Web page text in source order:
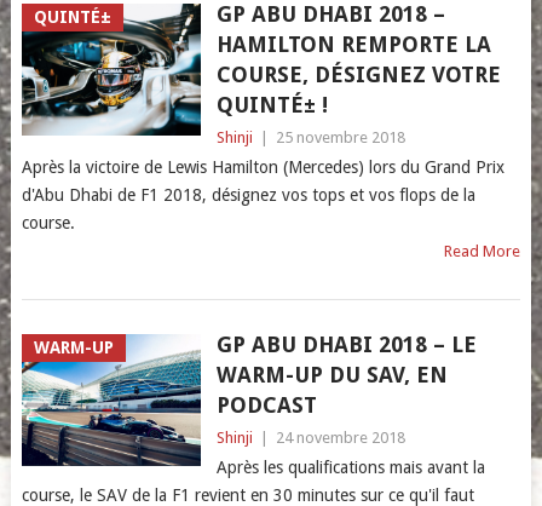
QUINTÉ±
GP ABU DHABI 2018 –
HAMILTON REMPORTE LA
COURSE, DÉSIGNEZ VOTRE
QUINTÉ± !
Shinji 25 novembre 2018
Après la victoire de Lewis Hamilton (Mercedes) lors du Grand Prix
d'Abu Dhabi de F1 2018, désignez vos tops et vos flops de la
course.
Read More
WARM-UP
GP ABU DHABI 2018 – LE
WARM-UP DU SAV, EN
PODCAST
Shinji 24 novembre 2018
Après les qualifications mais avant la
course, le SAV de la F1 revient en 30 minutes sur ce qu'il faut